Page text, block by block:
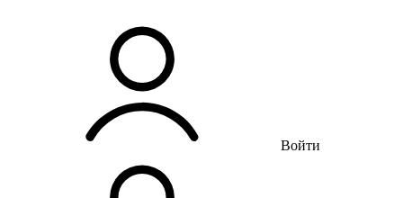
Войти